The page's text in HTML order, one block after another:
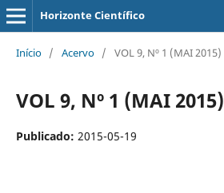
Horizonte Científico
Início / Acervo / VOL 9, Nº 1 (MAI 2015)
VOL 9, Nº 1 (MAI 2015)
Publicado: 2015-05-19